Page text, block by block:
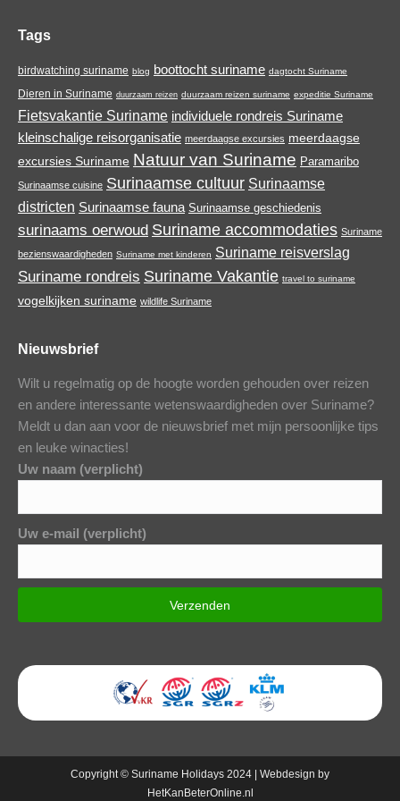
Tags
birdwatching suriname blog boottocht suriname dagtocht Suriname
Dieren in Suriname duurzaam reizen duurzaam reizen suriname expeditie Suriname
Fietsvakantie Suriname individuele rondreis Suriname
kleinschalige reisorganisatie meerdaagse excursies meerdaagse
excursies Suriname Natuur van Suriname Paramaribo
Surinaamse cuisine Surinaamse cultuur Surinaamse
districten Surinaamse fauna Surinaamse geschiedenis
surinaams oerwoud Suriname accommodaties Suriname
bezienswaardigheden Suriname met kinderen Suriname reisverslag
Suriname rondreis Suriname Vakantie travel to suriname
vogelkijken suriname wildlife Suriname
Nieuwsbrief
Wilt u regelmatig op de hoogte worden gehouden over reizen
en andere interessante wetenswaardigheden over Suriname?
Meldt u dan aan voor de nieuwsbrief met mijn persoonlijke tips
en leuke winacties!
Uw naam (verplicht)
Uw e-mail (verplicht)
Copyright © Suriname Holidays 2024 | Webdesign by
HetKanBeterOnline.nl